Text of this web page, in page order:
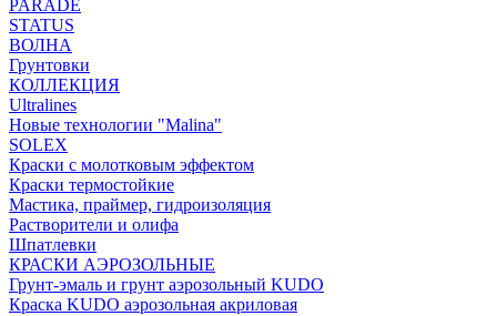
PARADE
STATUS
ВОЛНА
Грунтовки
КОЛЛЕКЦИЯ
Ultralines
Новые технологии "Malina"
SOLEX
Краски с молотковым эффектом
Краски термостойкие
Мастика, праймер, гидроизоляция
Растворители и олифа
Шпатлевки
КРАСКИ АЭРОЗОЛЬНЫЕ
Грунт-эмаль и грунт аэрозольный KUDO
Краска KUDO аэрозольная акриловая